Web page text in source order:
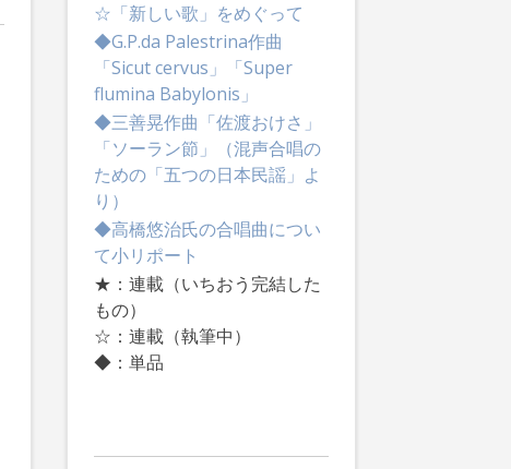
☆「新しい歌」をめぐって
◆G.P.da Palestrina作曲
「Sicut cervus」「Super
flumina Babylonis」
◆三善晃作曲「佐渡おけさ」
「ソーラン節」（混声合唱の
ための「五つの日本民謡」よ
り）
◆高橋悠治氏の合唱曲につい
て小リポート
★：連載（いちおう完結した
もの）
☆：連載（執筆中）
◆：単品